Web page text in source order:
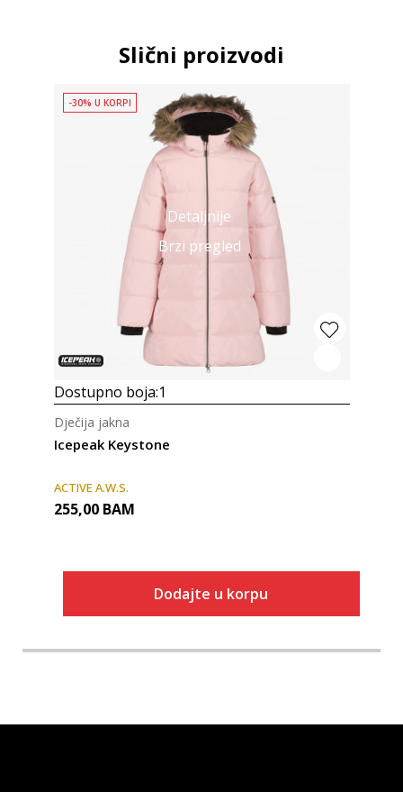
Slični proizvodi
Detaljnije
Brzi pregled
-30% U KORPI
Dostupno boja:1
Icepeak Keystone
Dječija jakna
ACTIVE A.W.S.
255,00 BAM
Dodajte u korpu